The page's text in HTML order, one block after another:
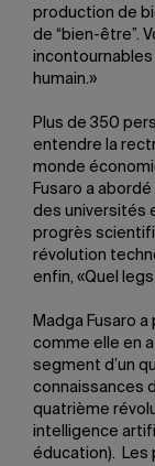
production de
de “bien-être”.
humain.»
Plus de 350
entendre la
monde
Fusaro a
des universités
progrès
révolution
enfin, «Quel
Madga Fusaro
comme elle en
segment d’un
connaissances
quatrième
intelligence
éducation). Les